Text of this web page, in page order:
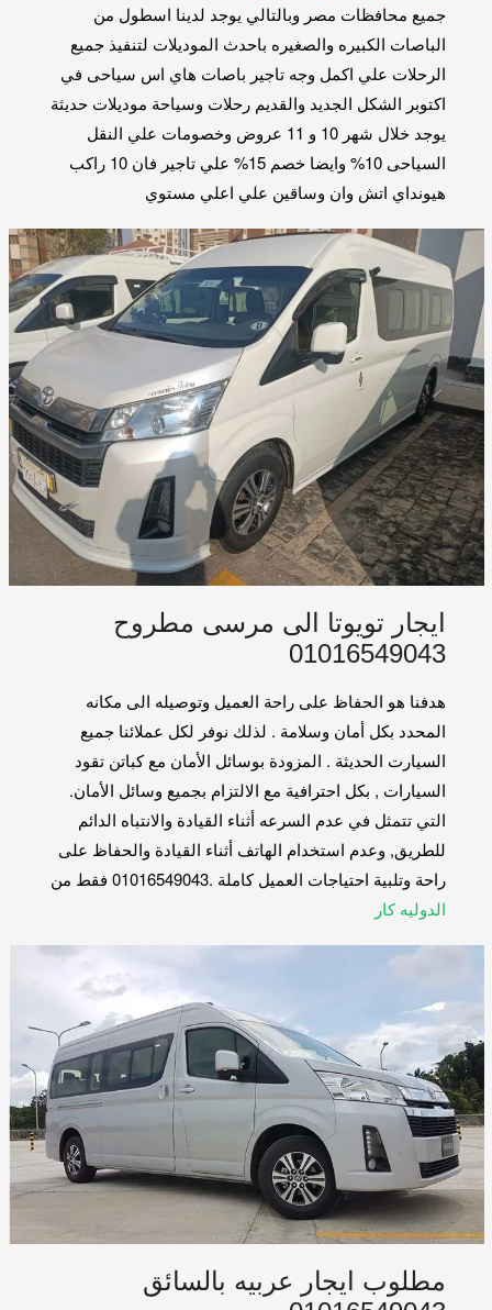
جميع محافظات مصر وبالتالي يوجد لدينا اسطول من
الباصات الكبيره والصغيره باحدث الموديلات لتنفيذ جميع
الرحلات علي اكمل وجه تاجير باصات هاي اس سياحى في
اكتوبر الشكل الجديد والقديم رحلات وسياحة موديلات حديثة
يوجد خلال شهر 10 و 11 عروض وخصومات علي النقل
السياحى 10% وايضا خصم 15% علي تاجير فان 10 راكب
هيونداي اتش وان وساقين علي اعلي مستوي
ايجار تويوتا الى مرسى مطروح
01016549043
هدفنا هو الحفاظ على راحة العميل وتوصيله الى مكانه
المحدد بكل أمان وسلامة . لذلك نوفر لكل عملائنا جميع
السيارت الحديثة . المزودة بوسائل الأمان مع كباتن تقود
السيارات , بكل احترافية مع الالتزام بجميع وسائل الأمان.
التي تتمثل في عدم السرعه أثناء القيادة والانتباه الدائم
للطريق, وعدم استخدام الهاتف أثناء القيادة والحفاظ على
راحة وتلبية احتياجات العميل كاملة .01016549043 فقط من
الدوليه كار
مطلوب ايجار عربيه بالسائق